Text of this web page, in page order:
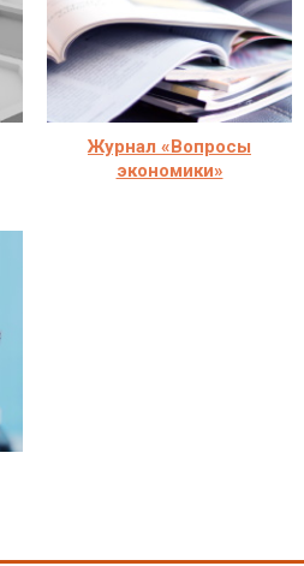
Журнал «Вопросы
экономики»